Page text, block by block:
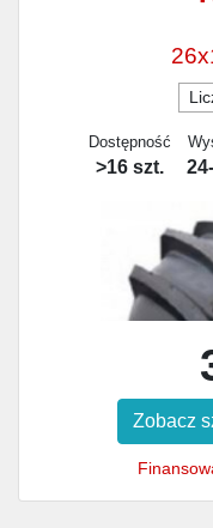
Dostępność
>16 szt.
Zobacz